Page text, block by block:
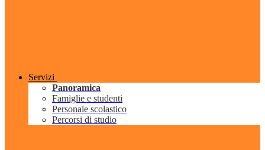
Servizi
Panoramica
Famiglie e studenti
Personale scolastico
Percorsi di studio